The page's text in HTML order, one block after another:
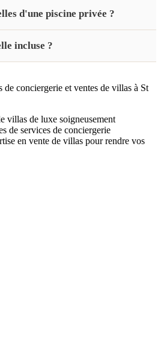
d'une piscine privée ?
incluse ?
conciergerie et ventes de villas à St
villas de luxe soigneusement
de services de conciergerie
en vente de villas pour rendre vos